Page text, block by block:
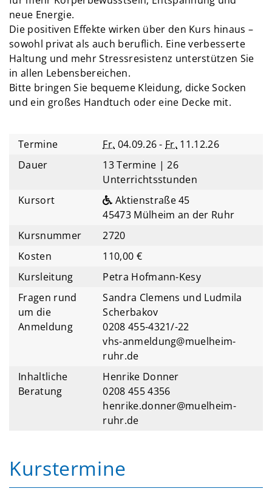
neue Energie.
Die positiven Effekte wirken über den Kurs hinaus –
sowohl privat als auch beruflich. Eine verbesserte
Haltung und mehr Stressresistenz unterstützen Sie
in allen Lebensbereichen.
Bitte bringen Sie bequeme Kleidung, dicke Socken
und ein großes Handtuch oder eine Decke mit.
Termine Fr. 04.09.26 - Fr. 11.12.26
Dauer
13 Termine | 26
Unterrichtsstunden
Kursort
Aktienstraße 45
45473 Mülheim an der Ruhr
Kursnummer
2720
Kosten
110,00 €
Kursleitung
Petra Hofmann-Kesy
Fragen rund
um die
Anmeldung
Sandra Clemens und Ludmila
Scherbakov
0208 455-4321/-22
vhs-anmeldung@muelheim-
ruhr.de
Inhaltliche
Beratung
Henrike Donner
0208 455 4356
henrike.donner@muelheim-
ruhr.de
Kurstermine